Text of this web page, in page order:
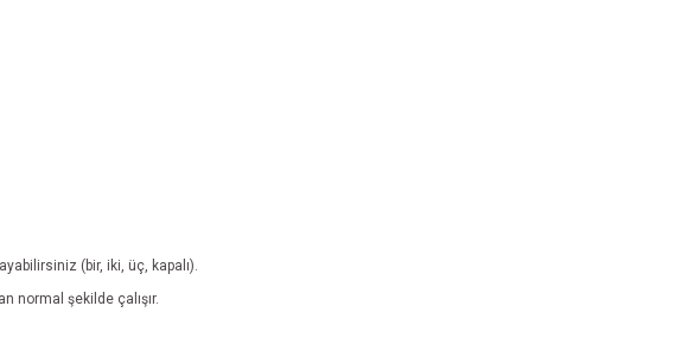
(bir, iki, üç, kapalı).
normal şekilde çalışır.